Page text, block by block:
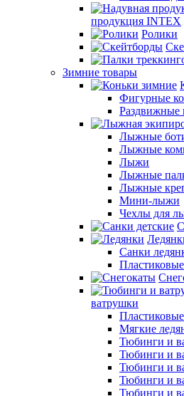
продукция INTEX
Ролики
Зимние товары
Фигурные
Раздвижные
Лыжные
Лыжные
Лыжи
Лыжные
Лыжные
Мини-лыжи
Чехлы для
Санки
ватрушки
Мягкие
Тюбинги и
Тюбинги и
Тюбинги и
Тюбинги и
Тюбинги и